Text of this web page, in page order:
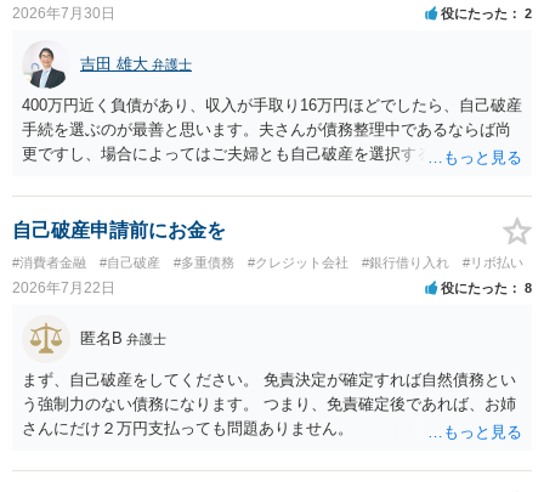
2026年7月30日 役にたった 2
吉田 雄大 弁護士
400万円近く負債があり、収入が手取り16万円ほどでしたら、自己破産
手続を選ぶのが最善と思います。夫さんが債務整理中であるならば尚
更ですし、場合によってはご夫婦とも自己破産を選択する方法もある
自己破産申請前にお金を
#消費者金融 #自己破産 #多重債務 #クレジット会社 #銀行借り入れ #リボ払い
2026年7月22日 役にたった 8
匿名B 弁護士
まず、自己破産をしてください。 免責決定が確定すれば自然債務とい
う強制力のない債務になります。 つまり、免責確定後であれば、お姉
さんにだけ２万円支払っても問題ありません。